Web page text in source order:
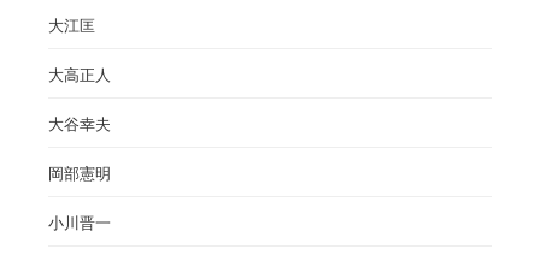
大江匡
大高正人
大谷幸夫
岡部憲明
小川晋一